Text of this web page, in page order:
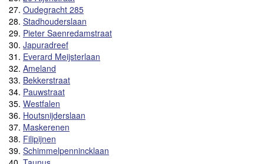
27. Oudegracht 285
28. Stadhouderslaan
29. Pieter Saenredamstraat
30. Japuradreef
31. Everard Meijsterlaan
32. Ameland
33. Bekkerstraat
34. Pauwstraat
35. Westfalen
36. Houtsnijderslaan
37. Maskerenen
38. Filipijnen
39. Schimmelpennincklaan